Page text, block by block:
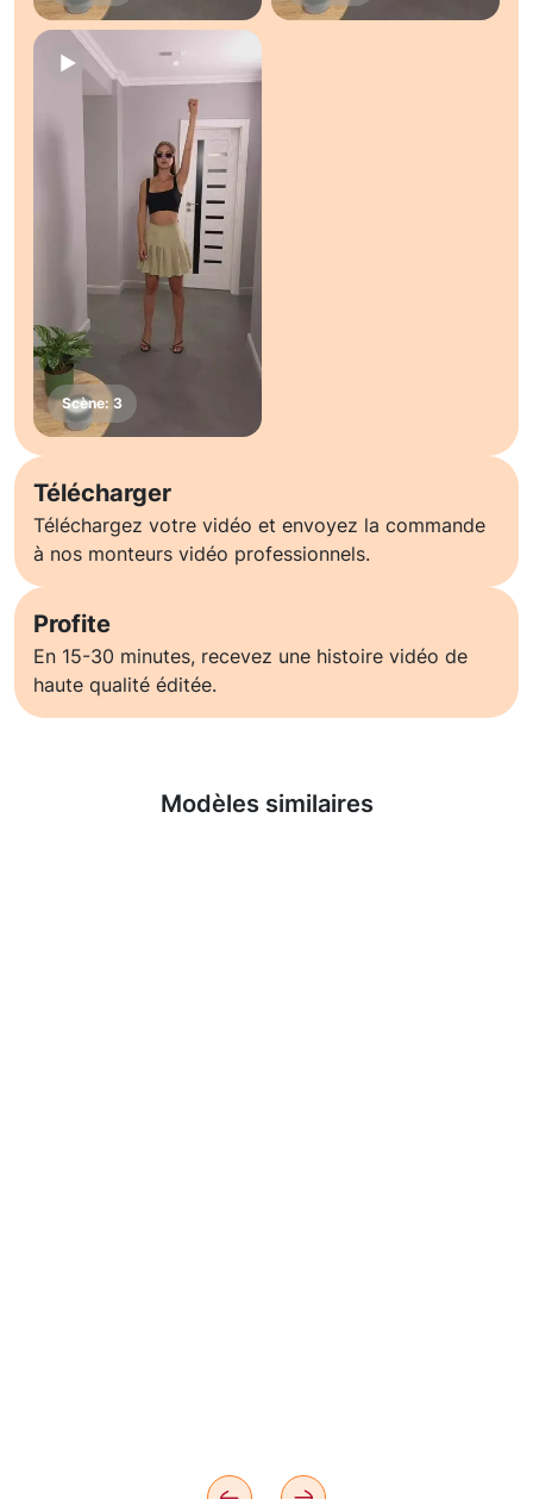
Télécharger
Téléchargez votre vidéo et envoyez la commande
à nos monteurs vidéo professionnels.
Profite
En 15-30 minutes, recevez une histoire vidéo de
haute qualité éditée.
Modèles similaires
En savoir plus